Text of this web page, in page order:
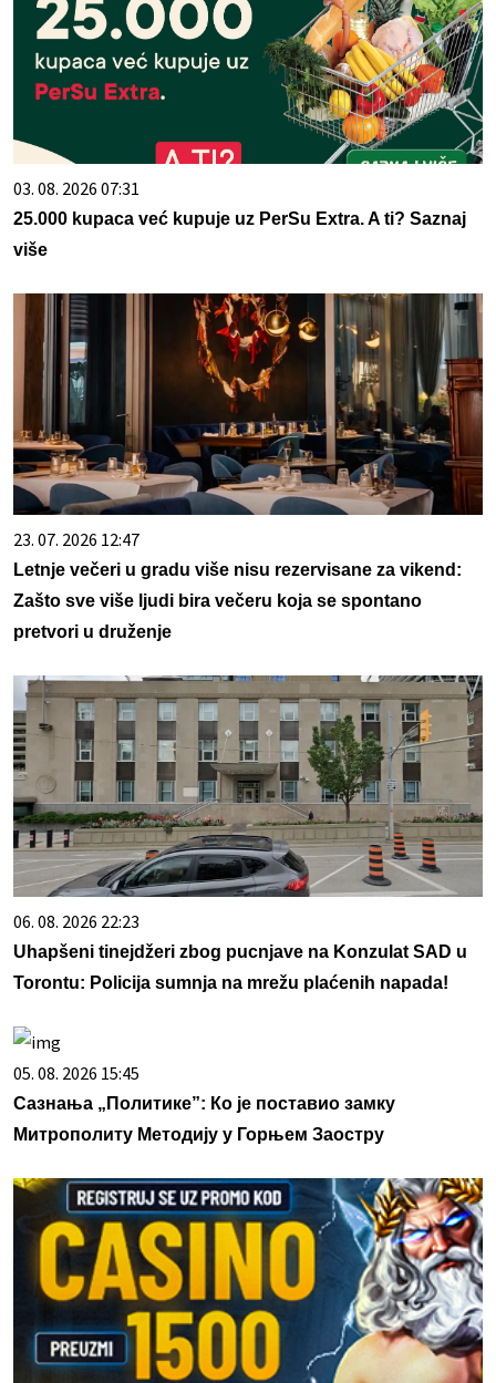
03. 08. 2026 07:31
25.000 kupaca već kupuje uz PerSu Extra. A ti? Saznaj
više
23. 07. 2026 12:47
Letnje večeri u gradu više nisu rezervisane za vikend:
Zašto sve više ljudi bira večeru koja se spontano
pretvori u druženje
06. 08. 2026 22:23
Uhapšeni tinejdžeri zbog pucnjave na Konzulat SAD u
Torontu: Policija sumnja na mrežu plaćenih napada!
05. 08. 2026 15:45
Сазнања „Политике”: Ко је поставио замку
Митрополиту Методију у Горњем Заостру